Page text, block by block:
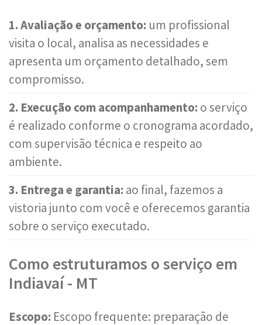
1. Avaliação e orçamento: um profissional
visita o local, analisa as necessidades e
apresenta um orçamento detalhado, sem
compromisso.
2. Execução com acompanhamento: o serviço
é realizado conforme o cronograma acordado,
com supervisão técnica e respeito ao
ambiente.
3. Entrega e garantia: ao final, fazemos a
vistoria junto com você e oferecemos garantia
sobre o serviço executado.
Como estruturamos o serviço em
Indiavaí - MT
Escopo: Escopo frequente: preparação de